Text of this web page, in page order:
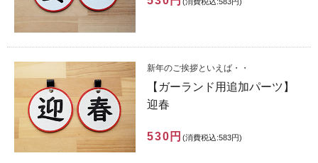
新年のご挨拶といえば・・
【ガーランド用追加パーツ】
迎春
530円 (消費税込:583円)